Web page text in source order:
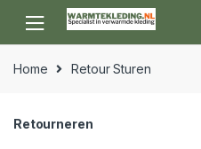
Skip to navigation
Skip to content
Home Retour Sturen
Retourneren